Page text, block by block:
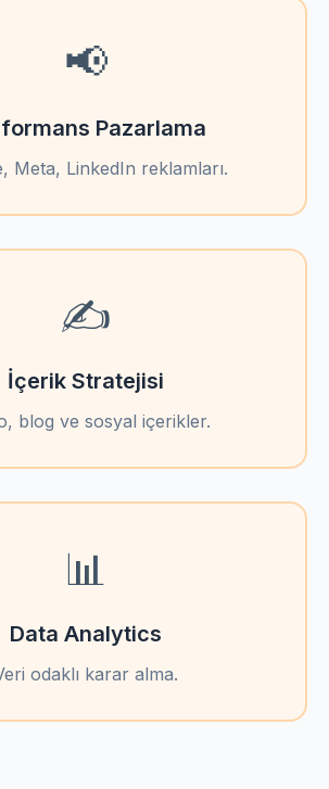
📢
Pazarlama
Meta, LinkedIn reklamları.
✍️
İçerik Stratejisi
blog ve sosyal içerikler.
📊
Data Analytics
odaklı karar alma.